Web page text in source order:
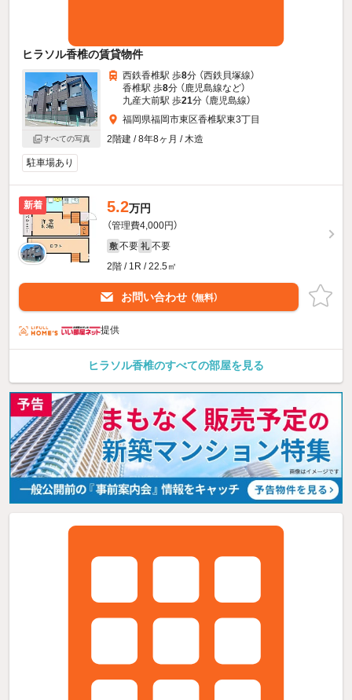
ヒラソル香椎の賃貸物件
すべての写真
西鉄香椎駅 歩8分 （西鉄貝塚線）
香椎駅 歩8分 （鹿児島線など）
九産大前駅 歩21分 （鹿児島線）
福岡県福岡市東区香椎駅東3丁目
2階建 / 8年8ヶ月 / 木造
駐車場あり
新着 5.2万円
（管理費4,000円）
敷 不要 礼 不要
2階 / 1R / 22.5㎡
お問い合わせ （無料）
提供
ヒラソル香椎のすべての部屋を見る